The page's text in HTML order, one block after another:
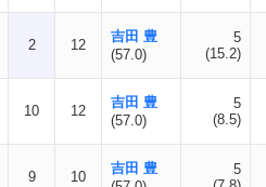
2 12
吉田 豊
(57.0)
5
(15.2)
10 12
吉田 豊
(57.0)
5
(8.5)
9 10
吉田 豊
5